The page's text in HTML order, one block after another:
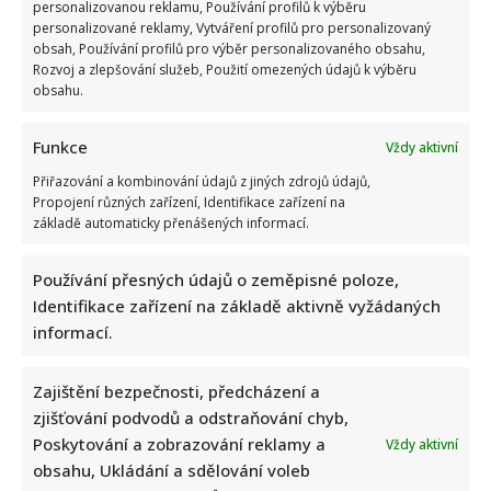
personalizovanou reklamu, Používání profilů k výběru
personalizované reklamy, Vytváření profilů pro personalizovaný
obsah, Používání profilů pro výběr personalizovaného obsahu,
Rozvoj a zlepšování služeb, Použití omezených údajů k výběru
obsahu.
Funkce
Vždy aktivní
Přiřazování a kombinování údajů z jiných zdrojů údajů,
Propojení různých zařízení, Identifikace zařízení na
základě automaticky přenášených informací.
Používání přesných údajů o zeměpisné poloze,
Identifikace zařízení na základě aktivně vyžádaných
informací.
Zajištění bezpečnosti, předcházení a
zjišťování podvodů a odstraňování chyb,
Poskytování a zobrazování reklamy a
obsahu, Ukládání a sdělování voleb
Vždy aktivní
about
Aleš
Cibulka
exkluzivně:
„Žádný
drsný
vyhazov,
se
líbilo,
se
nekoná“
Veroniku Arichtevu zasáhla zdrcující rána: „Přišli
jsme o naše vytoužené miminko“
Herečka Veronika Arichteva zažívá nejhorší období
svého života. Herečka se na sociálních sítích svěřila s
bolestí, kterou...
Více Read